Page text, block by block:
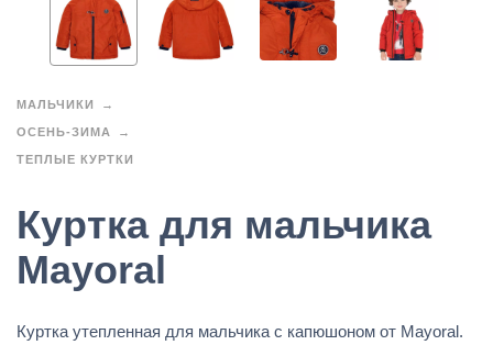
МАЛЬЧИКИ
ОСЕНЬ-ЗИМА
ТЕПЛЫЕ КУРТКИ
Куртка для мальчика
Mayoral
Куртка утепленная для мальчика с капюшоном от Mayoral.